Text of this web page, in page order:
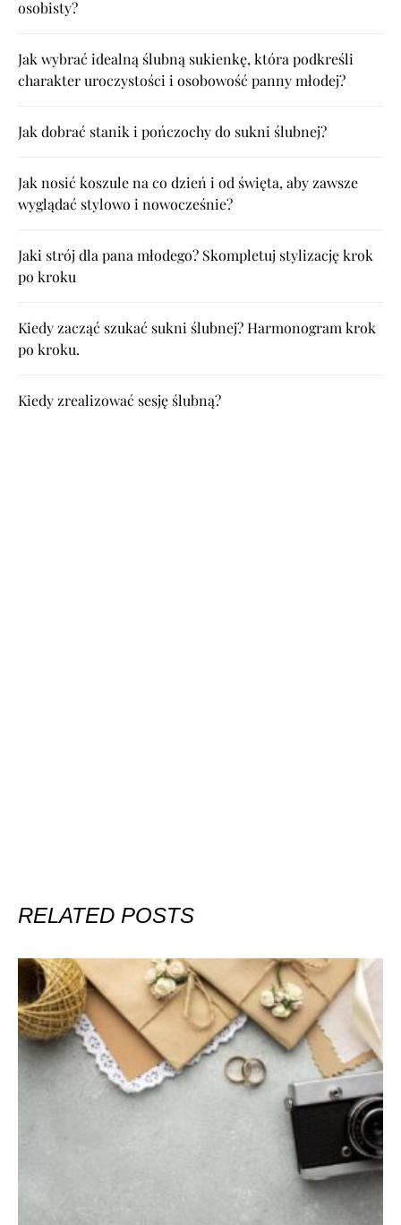
osobisty?
Jak wybrać idealną ślubną sukienkę, która podkreśli
charakter uroczystości i osobowość panny młodej?
Jak dobrać stanik i pończochy do sukni ślubnej?
Jak nosić koszule na co dzień i od święta, aby zawsze
wyglądać stylowo i nowocześnie?
Jaki strój dla pana młodego? Skompletuj stylizację krok
po kroku
Kiedy zacząć szukać sukni ślubnej? Harmonogram krok
po kroku.
Kiedy zrealizować sesję ślubną?
RELATED POSTS